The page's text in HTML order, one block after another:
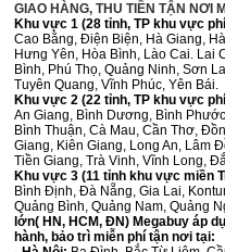
GIAO HÀNG, THU TIỀN TẬN NƠI
Khu vực 1 (28 tỉnh, TP khu vực
Cao Bằng, Điện Biện, Hà Giang,
Hưng Yên, Hòa Bình, Lào Cai. Lai
Bình, Phú Thọ, Quảng Ninh, Sơn
Tuyên Quang, Vĩnh Phúc, Yên Bái.
Khu vực 2 (22 tỉnh, TP khu vực
An Giang, Bình Dương, Bình
Bình Thuận, Cà Mau, Cần Thơ,
Giang, Kiên Giang, Long An, Lâm
Tiền Giang, Trà Vinh, Vĩnh Long,
Khu vực 3 (11 tỉnh khu vực miền
Bình Định, Đà Nẵng, Gia Lai,
Quảng Bình, Quảng Nam, Quảng
lớn( HN, HCM, ĐN) Megabuy áp
hành, bảo trì miễn phí tận nơi tại: